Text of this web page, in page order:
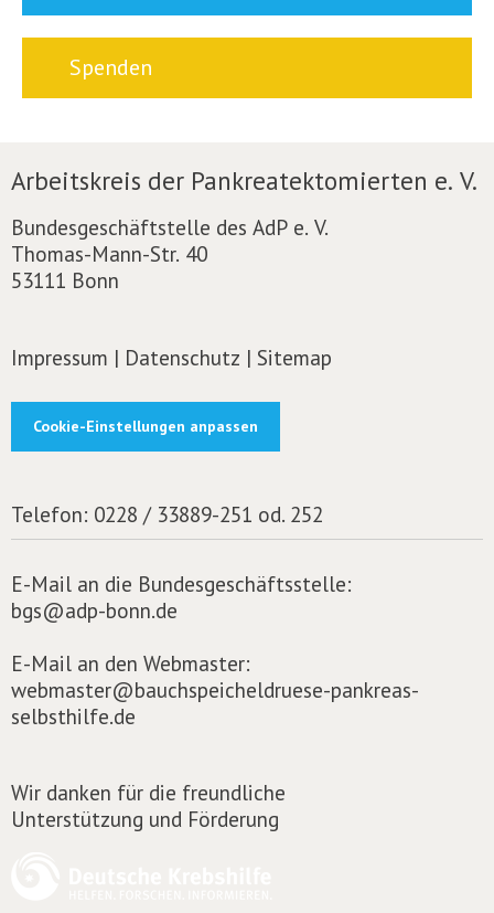
Spenden
Arbeitskreis der Pankreatektomierten e. V.
Bundesgeschäftstelle des AdP e. V.
Thomas-Mann-Str. 40
53111 Bonn
Impressum | Datenschutz | Sitemap
Cookie-Einstellungen anpassen
Telefon: 0228 / 33889-251 od. 252
E-Mail an die Bundesgeschäftsstelle:
bgs@adp-bonn.de
E-Mail an den Webmaster:
webmaster@bauchspeicheldruese-pankreas-
selbsthilfe.de
Wir danken für die freundliche
Unterstützung und Förderung